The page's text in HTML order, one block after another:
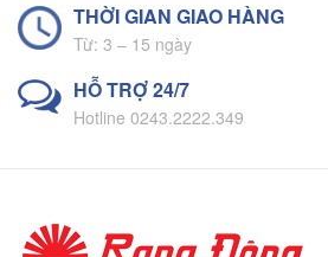
THỜI GIAN GIAO HÀNG
Từ: 3 – 15 ngày
HỖ TRỢ 24/7
Hotline 0243.2222.349